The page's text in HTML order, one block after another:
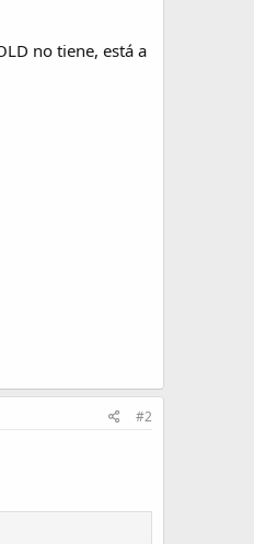
no tiene, está a
#2